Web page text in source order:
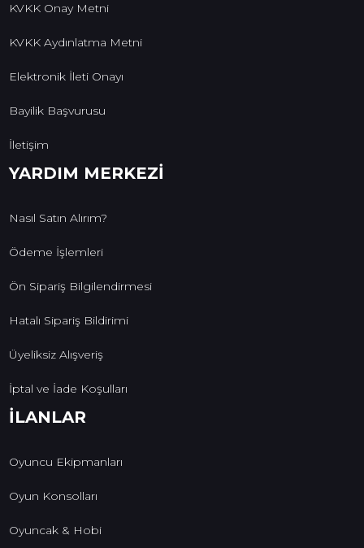
KVKK Onay Metni
KVKK Aydınlatma Metni
Elektronik İleti Onayı
Bayilik Başvurusu
İletişim
YARDIM MERKEZİ
Nasıl Satın Alırım?
Ödeme İşlemleri
Ön Sipariş Bilgilendirmesi
Hatalı Sipariş Bildirimi
Üyeliksiz Alışveriş
İptal ve İade Koşulları
İLANLAR
Oyuncu Ekipmanları
Oyun Konsolları
Oyuncak & Hobi